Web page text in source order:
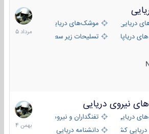
دریایی
موشک‌های دریایی
دریاپایه
تسلیحات زیر سطحی
2
مرداد
1405
نیروی دریایی
دریایی
تفنگداران و نیروهای ویژه‌ی دریایی
کشورهای مختلفدانشنامه دریایی
22
بهمن
1404